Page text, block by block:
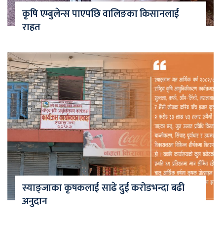
कृषि एम्बुलेन्स पाएपछि वालिङका किसानलाई
राहत
स्याङ्जाका कृषकलाई साढे दुई करोडभन्दा बढी
अनुदान